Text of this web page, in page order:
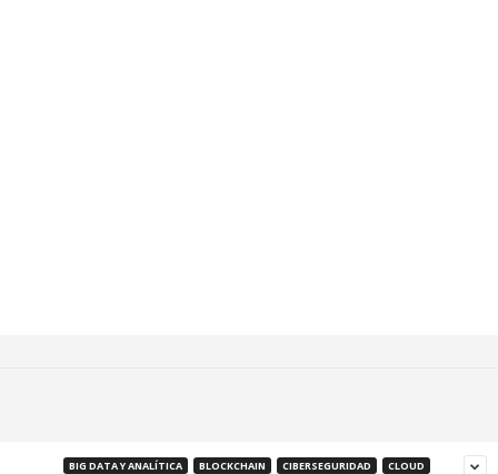
BIG DATA Y ANALÍTICA BLOCKCHAIN CIBERSEGURIDAD CLOUD